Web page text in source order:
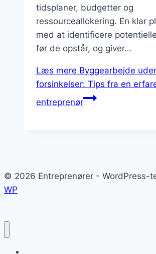
tidsplaner, budgetter og
ressourceallokering. En klar
med at identificere
før de opstår, og giver…
Læs mere Byggearbejde
forsinkelser: Tips fra en
entreprenør
© 2026 Entreprenører - WordPress-
WP